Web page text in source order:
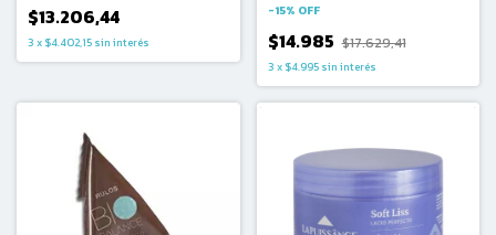
$13.206,44
3 x $4.402,15 sin interés
-15% OFF
$14.985 $17.629,41
3 x $4.995 sin interés